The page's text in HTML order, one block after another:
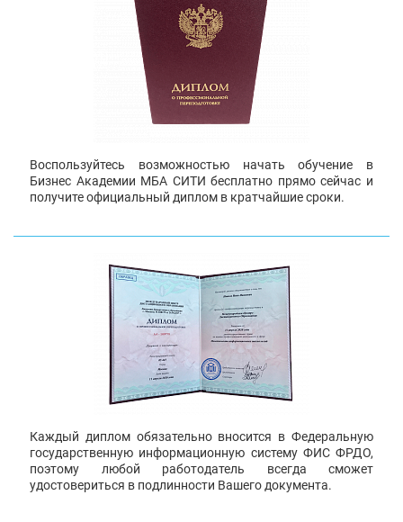
Воспользуйтесь возможностью начать обучение в
Бизнес Академии МБА СИТИ бесплатно прямо сейчас и
получите официальный диплом в кратчайшие сроки.
Каждый диплом обязательно вносится в Федеральную
государственную информационную систему ФИС ФРДО,
поэтому любой работодатель всегда сможет
удостовериться в подлинности Вашего документа.